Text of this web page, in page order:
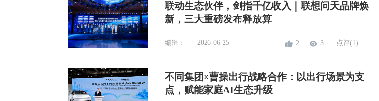
联动生态伙伴，剑指千亿收入｜联想问天品牌焕
新，三大重磅发布释放算
编辑： 2026-06-25 2 3 点评(1)
不同集团×曹操出行战略合作：以出行场景为支
点，赋能家庭AI生态升级